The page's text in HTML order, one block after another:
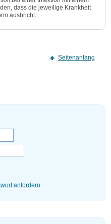
dass die jeweilige Krankheit
ausbricht.
Seitenanfang
anfordern